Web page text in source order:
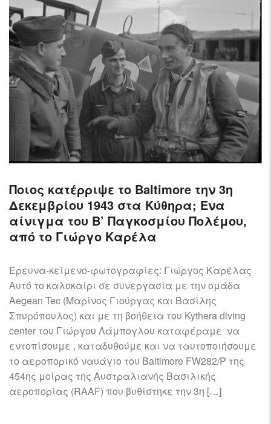
Ποιος κατέρριψε το Baltimore την 3η
Δεκεμβρίου 1943 στα Κύθηρα; Ένα
αίνιγμα του Β’ Παγκοσμίου Πολέμου,
από το Γιώργο Καρέλα
Έρευνα-κείμενο-φωτογραφίες: Γιώργος Καρέλας
Αυτό το καλοκαίρι σε συνεργασία με την ομάδα
Aegean Tec (Μαρίνος Γιούργας και Βασίλης
Σπυρόπουλος) και με τη βοήθεια του Kythera diving
center του Γιώργου Λάμπογλου καταφέραμε να
εντοπίσουμε , καταδυθούμε και να ταυτοποιήσουμε
το αεροπορικό ναυάγιο του Baltimore FW282/P της
454ης μοίρας της Αυστραλιανής Βασιλικής
αεροπορίας (RAAF) που βυθίστηκε την 3η […]